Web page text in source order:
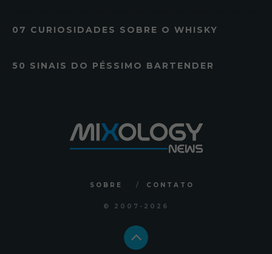
07 CURIOSIDADES SOBRE O WHISKY
50 SINAIS DO PÉSSIMO BARTENDER
SOBRE CONTATO
© 2007 -2026